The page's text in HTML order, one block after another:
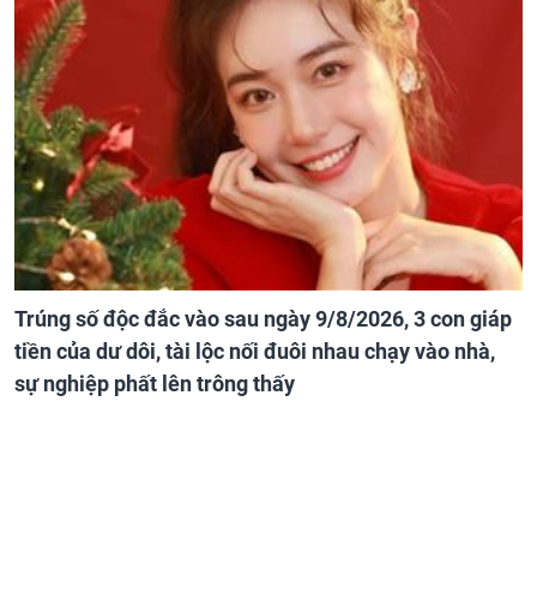
Trúng số độc đắc vào sau ngày 9/8/2026, 3 con giáp
tiền của dư dôi, tài lộc nối đuôi nhau chạy vào nhà,
sự nghiệp phất lên trông thấy